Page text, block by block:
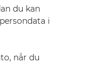
du kan
i
når du